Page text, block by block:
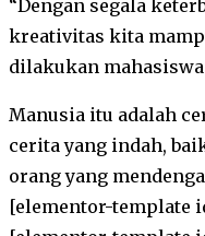
“Dengan segala
kreativitas kita
dilakukan mahasiswa
Manusia itu adalah
cerita yang indah,
orang yang
[elementor-template